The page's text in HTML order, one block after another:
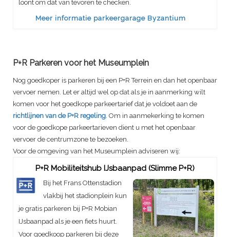
loont om dat van tevoren te checken.
Meer informatie parkeergarage Byzantium
P+R Parkeren voor het Museumplein
Nog goedkoper is parkeren bij een P+R Terrein en dan het openbaar
vervoer nemen. Let er altijd wel op dat als je in aanmerking wilt
komen voor het goedkope parkeertarief dat je voldoet aan de
richtlijnen van de P+R regeling . Om in aanmekerking te komen
voor de goedkope parkeertarieven dient u met het openbaar
vervoer de centrumzone te bezoeken.
Voor de omgeving van het Museumplein adviseren wij:
P+R Mobiliteitshub IJsbaanpad (Slimme P+R)
Bij het Frans Ottenstadion
vlakbij het stadionplein kun
je gratis parkeren bij P+R Mobian
IJsbaanpad als je een fiets huurt.
Voor goedkoop parkeren bij deze